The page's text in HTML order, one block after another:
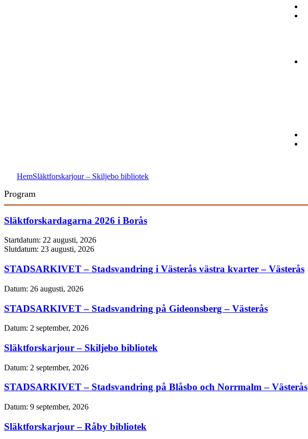
HemSläktforskarjour – Skiljebo bibliotek
Program
Släktforskardagarna 2026 i Borås
Startdatum: 22 augusti, 2026
Slutdatum: 23 augusti, 2026
STADSARKIVET – Stadsvandring i Västerås västra kvarter – Västerås
Datum: 26 augusti, 2026
STADSARKIVET – Stadsvandring på Gideonsberg – Västerås
Datum: 2 september, 2026
Släktforskarjour – Skiljebo bibliotek
Datum: 2 september, 2026
STADSARKIVET – Stadsvandring på Blåsbo och Norrmalm – Västerås
Datum: 9 september, 2026
Släktforskarjour – Råby bibliotek